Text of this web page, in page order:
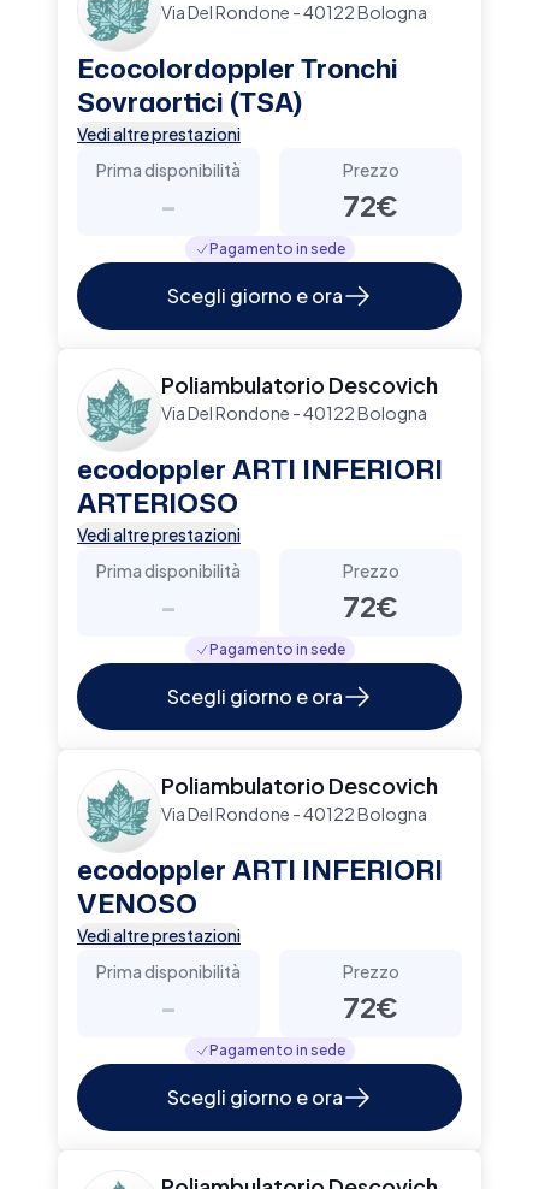
Via Del Rondone - 40122 Bologna
Ecocolordoppler Tronchi
Sovraortici (TSA)
Vedi altre prestazioni
Prima disponibilità
-
Prezzo
72€
Pagamento in sede
Scegli giorno e ora
Poliambulatorio Descovich
Via Del Rondone - 40122 Bologna
ecodoppler ARTI INFERIORI
ARTERIOSO
Vedi altre prestazioni
Prima disponibilità
-
Prezzo
72€
Pagamento in sede
Scegli giorno e ora
Poliambulatorio Descovich
Via Del Rondone - 40122 Bologna
ecodoppler ARTI INFERIORI
VENOSO
Vedi altre prestazioni
Prima disponibilità
-
Prezzo
72€
Pagamento in sede
Scegli giorno e ora